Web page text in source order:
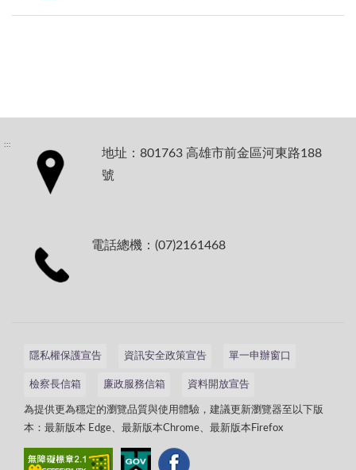
:::
地址：801763 高雄市前金區河東路188
號
電話總機：(07)2161468
隱私權保護宣告 資訊安全政策宣告 單一申辦窗口
檢察長信箱 廉政服務信箱 資料開放宣告
為提供更為穩定的瀏覽品質與使用體驗，建議更新瀏覽器至以下版
本：最新版本 Edge、最新版本Chrome、最新版本Firefox